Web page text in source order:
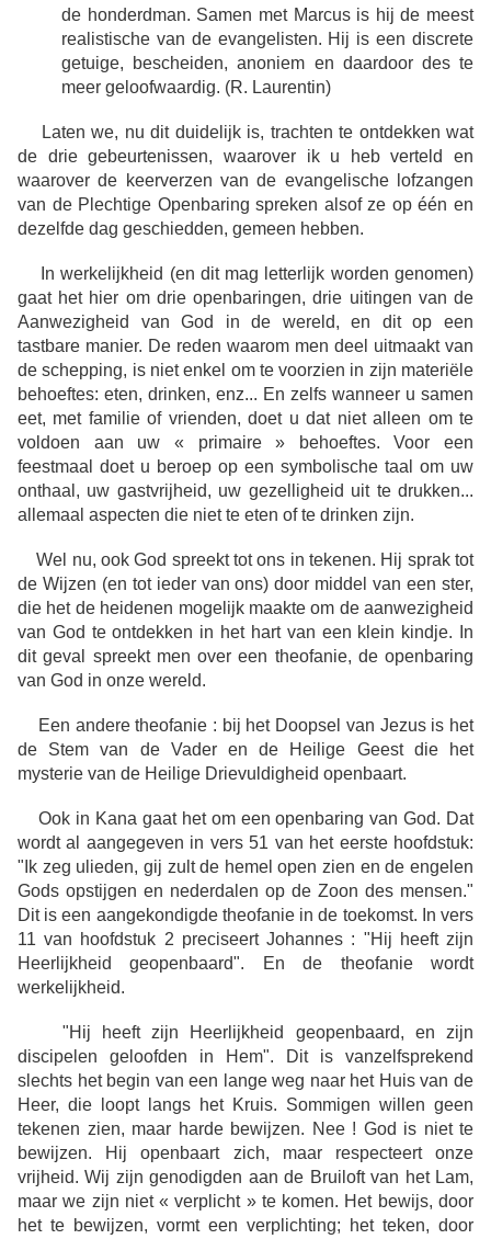
de honderdman. Samen met Marcus is hij de meest
realistische van de evangelisten. Hij is een discrete
getuige, bescheiden, anoniem en daardoor des te
meer geloofwaardig. (R. Laurentin)
Laten we, nu dit duidelijk is, trachten te ontdekken wat
de drie gebeurtenissen, waarover ik u heb verteld en
waarover de keerverzen van de evangelische lofzangen
van de Plechtige Openbaring spreken alsof ze op één en
dezelfde dag geschiedden, gemeen hebben.
In werkelijkheid (en dit mag letterlijk worden genomen)
gaat het hier om drie openbaringen, drie uitingen van de
Aanwezigheid van God in de wereld, en dit op een
tastbare manier. De reden waarom men deel uitmaakt van
de schepping, is niet enkel om te voorzien in zijn materiële
behoeftes: eten, drinken, enz... En zelfs wanneer u samen
eet, met familie of vrienden, doet u dat niet alleen om te
voldoen aan uw « primaire » behoeftes. Voor een
feestmaal doet u beroep op een symbolische taal om uw
onthaal, uw gastvrijheid, uw gezelligheid uit te drukken...
allemaal aspecten die niet te eten of te drinken zijn.
Wel nu, ook God spreekt tot ons in tekenen. Hij sprak tot
de Wijzen (en tot ieder van ons) door middel van een ster,
die het de heidenen mogelijk maakte om de aanwezigheid
van God te ontdekken in het hart van een klein kindje. In
dit geval spreekt men over een theofanie, de openbaring
van God in onze wereld.
Een andere theofanie : bij het Doopsel van Jezus is het
de Stem van de Vader en de Heilige Geest die het
mysterie van de Heilige Drievuldigheid openbaart.
Ook in Kana gaat het om een openbaring van God. Dat
wordt al aangegeven in vers 51 van het eerste hoofdstuk:
"Ik zeg ulieden, gij zult de hemel open zien en de engelen
Gods opstijgen en nederdalen op de Zoon des mensen."
Dit is een aangekondigde theofanie in de toekomst. In vers
11 van hoofdstuk 2 preciseert Johannes : "Hij heeft zijn
Heerlijkheid geopenbaard". En de theofanie wordt
werkelijkheid.
"Hij heeft zijn Heerlijkheid geopenbaard, en zijn
discipelen geloofden in Hem". Dit is vanzelfsprekend
slechts het begin van een lange weg naar het Huis van de
Heer, die loopt langs het Kruis. Sommigen willen geen
tekenen zien, maar harde bewijzen. Nee ! God is niet te
bewijzen. Hij openbaart zich, maar respecteert onze
vrijheid. Wij zijn genodigden aan de Bruiloft van het Lam,
maar we zijn niet « verplicht » te komen. Het bewijs, door
het te bewijzen, vormt een verplichting; het teken, door